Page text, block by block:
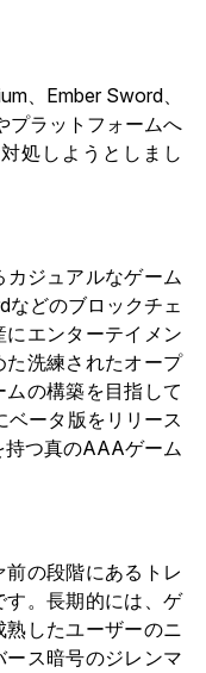
、Ember Sword、
プラットフォームへ
処しようとしまし
ジュアルなゲーム
などのブロックチェ
エンターテイメン
た洗練されたオープ
の構築を目指して
ベータ版をリリース
持つ真のAAAゲーム
の段階にあるトレ
す。長期的には、ゲ
したユーザーのニ
ス暗号のジレンマ